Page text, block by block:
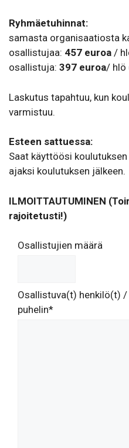
Ryhmäetuhinnat:
samasta organisaatiosta
osallistujaa: 457 euroa /
osallistuja: 397 euroa/ hlö
Laskutus tapahtuu, kun
varmistuu.
Esteen sattuessa:
Saat käyttöösi
ajaksi koulutuksen jälkeen.
ILMOITTAUTUMINEN
rajoitetusti!)
Osallistujien määrä
Osallistuva(t) henkilö(t)
puhelin*